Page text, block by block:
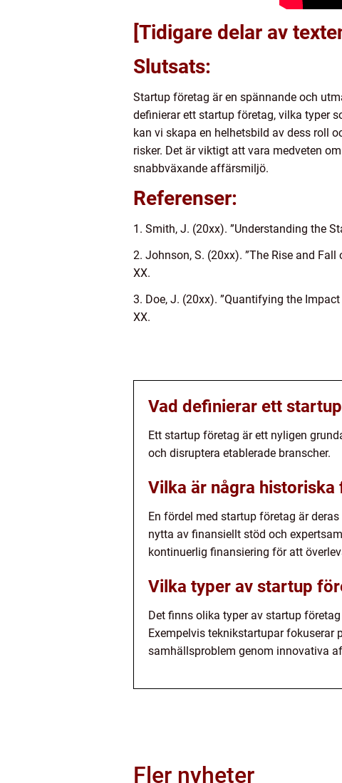
[Tidigare delar av
Slutsats:
Startup företag är en spännande och
definierar ett startup företag, vilka typer
kan vi skapa en helhetsbild av dess roll
risker. Det är viktigt att vara medveten
snabbväxande affärsmiljö.
Referenser:
1. Smith, J. (20xx). ”Understanding the
2. Johnson, S. (20xx). ”The Rise and
XX.
3. Doe, J. (20xx). ”Quantifying the
XX.
Vad definierar ett
Ett startup företag är ett nyligen
och disruptera etablerade branscher.
Vilka är några
En fördel med startup företag är
nytta av finansiellt stöd och
kontinuerlig finansiering för att
Vilka typer av startup
Det finns olika typer av startup
Exempelvis teknikstartupar
samhällsproblem genom innovativa
Fler nyheter